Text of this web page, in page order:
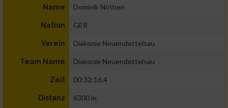
Name Dominik Nöthen
Nation GER
Verein Diakonie Neuendettelsau
Team Name Diakonie Neuendettelsau
Zeit 00:32:16.4
Distanz 6300 m